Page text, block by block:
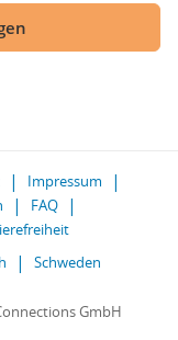
Impressum
FAQ
Schweden
GmbH